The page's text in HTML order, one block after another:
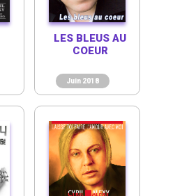
Juin 2018
LES BLEUS AU
COEUR